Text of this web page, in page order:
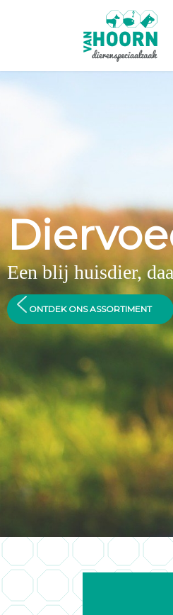
Een blij huisdier,
ONTDEK ONS ASSORTIMENT